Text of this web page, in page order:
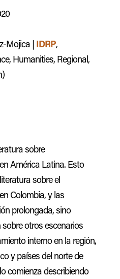
Mojica | IDRP,
Humanities, Regional,
sobre
América Latina. Esto
sobre el
Colombia, y las
prolongada, sino
otros escenarios
interno en la región,
y países del norte de
comienza describiendo